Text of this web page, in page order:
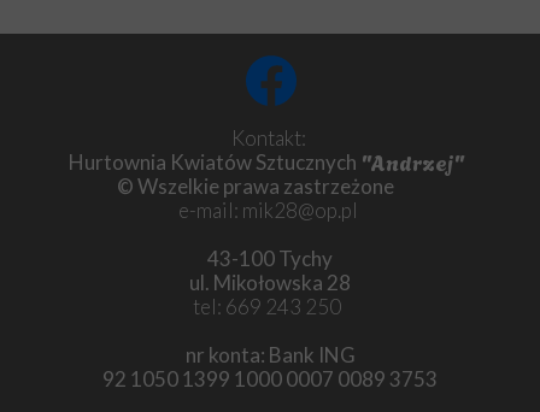
Kontakt:
Hurtownia Kwiatów Sztucznych "Andrzej"
© Wszelkie prawa zastrzeżone
e-mail: mik28@op.pl
43-100 Tychy
ul. Mikołowska 28
tel: 669 243 250
nr konta: Bank ING
92 1050 1399 1000 0007 0089 3753